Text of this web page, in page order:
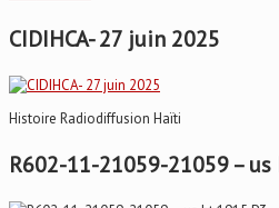
CIDIHCA- 27 juin 2025
Histoire Radiodiffusion Haïti
R602-11-21059-21059 –